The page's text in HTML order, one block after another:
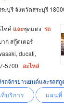
ะบุรี จังหวัดสระบุรี
ไซค์ และชุดแต่ง รถ
ก สกู๊ตเตอร์
ducati,
5700 อะไหล่
ด, ลูกสูบ, ก้านสูบ,
หัว
ถจักรยานยนต์และรถสกู